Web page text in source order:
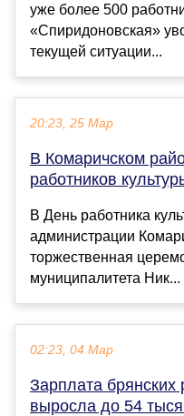
уже более 500
«Спиридоновская»
текущей ситуации...
20:23, 25 Мар
В Комаричском
работников
В День работника
администрации
торжественная
муниципалитета Ник...
02:23, 04 Мар
Зарплата брянских
выросла до 54